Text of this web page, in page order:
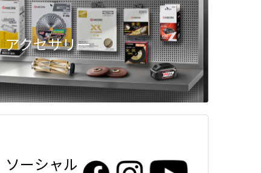
アクセサリー
ソーシャル